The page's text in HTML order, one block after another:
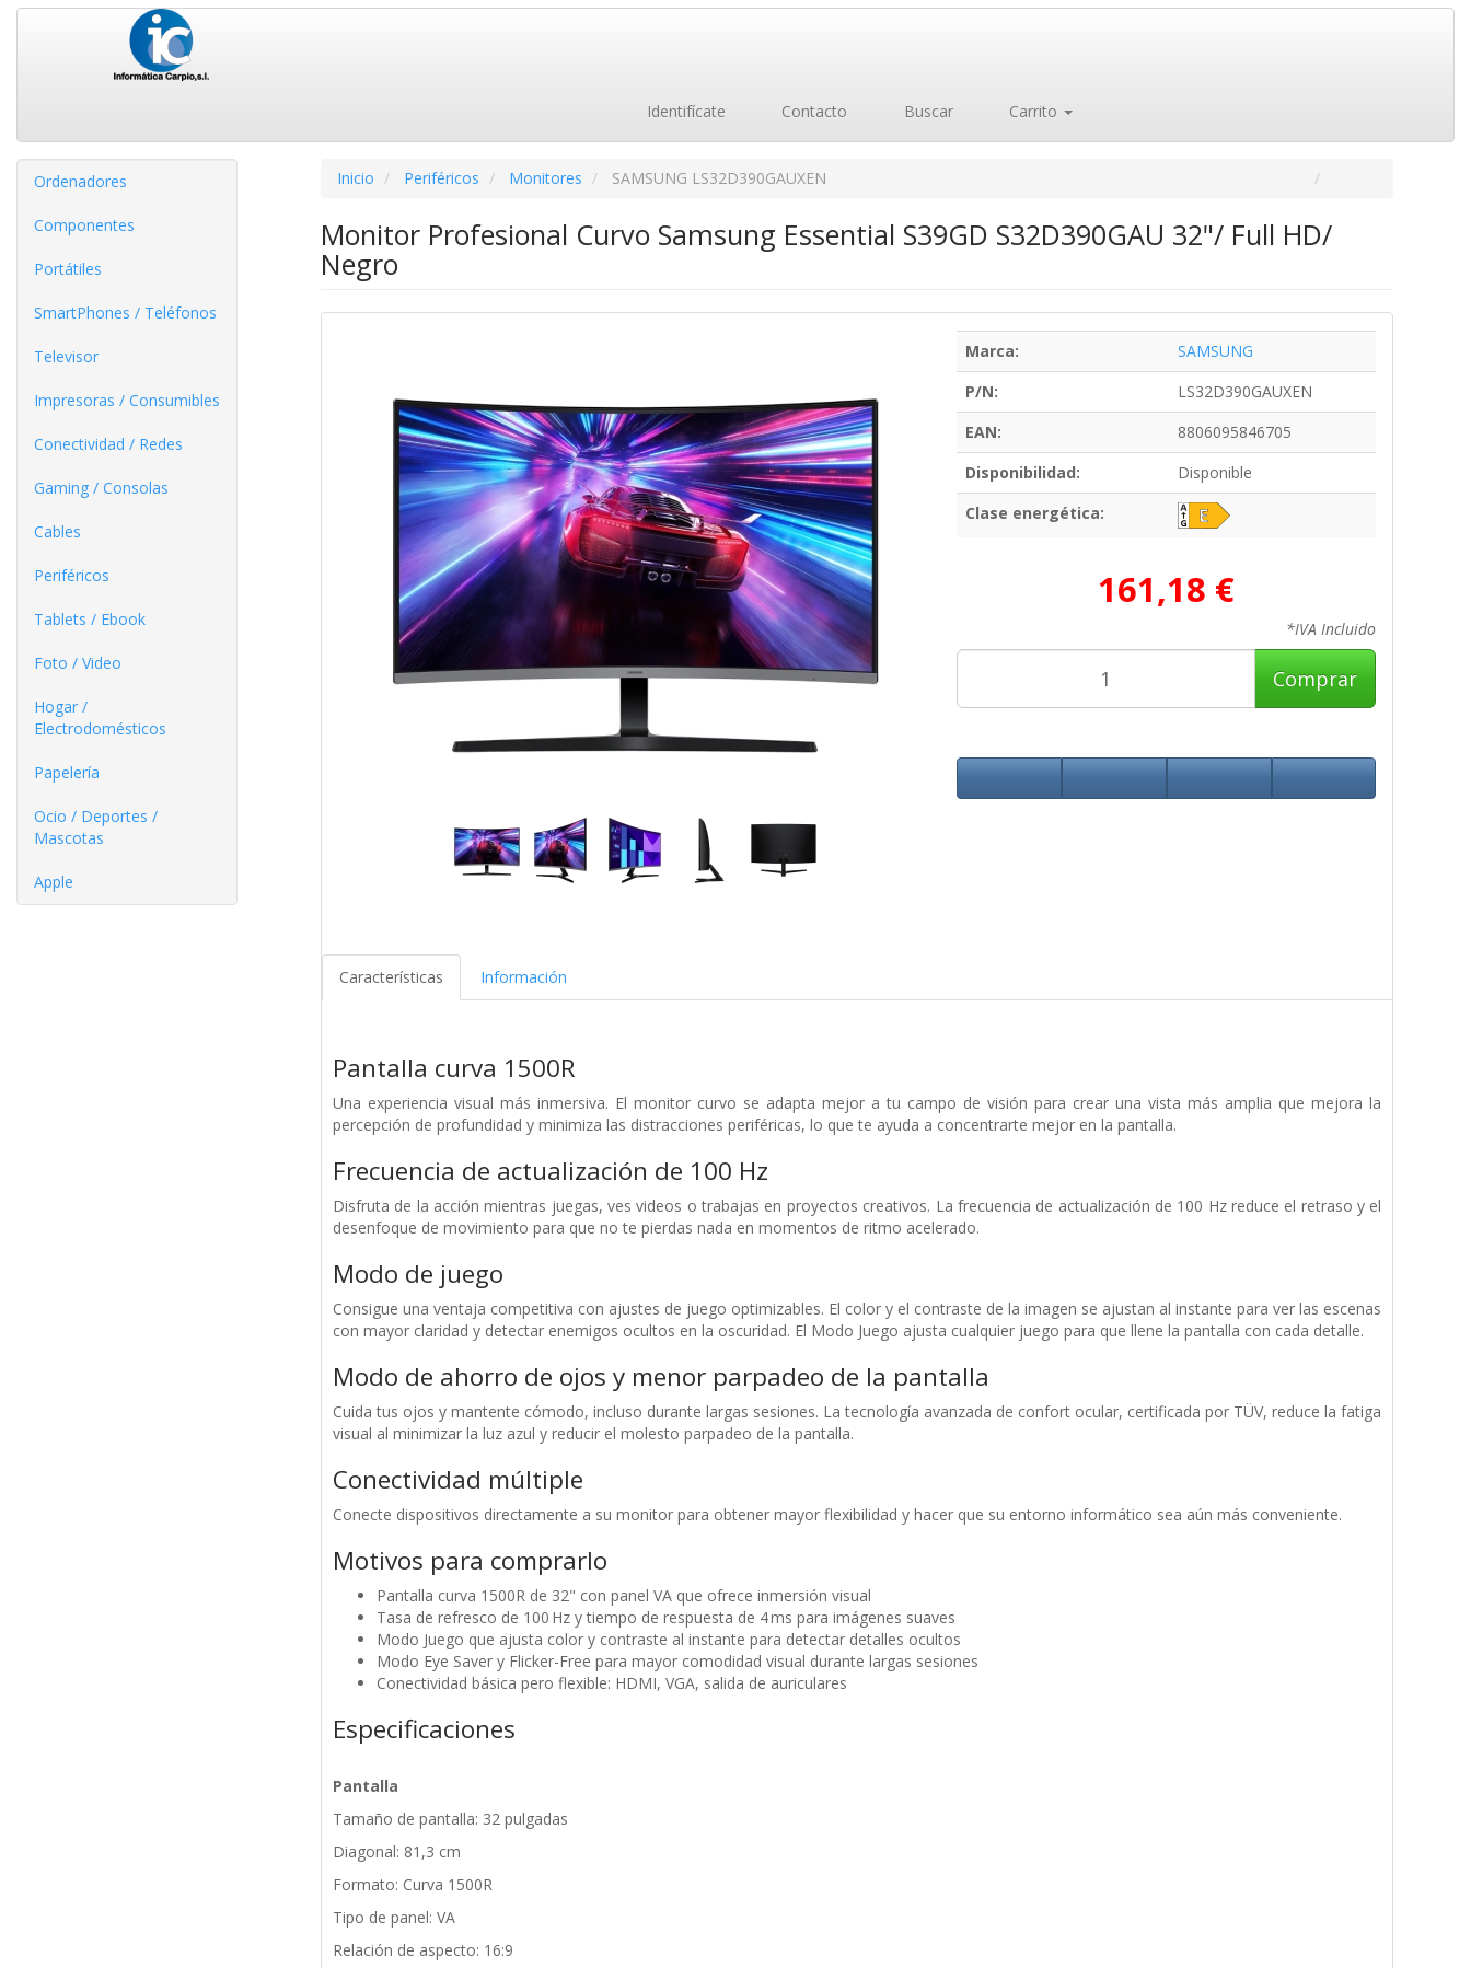
Identifícate Contacto Buscar Carrito
Ordenadores
Componentes
Portátiles
SmartPhones / Teléfonos
Televisor
Impresoras / Consumibles
Conectividad / Redes
Gaming / Consolas
Cables
Periféricos
Tablets / Ebook
Foto / Video
Hogar /
Electrodomésticos
Papelería
Ocio / Deportes /
Mascotas
Apple
Inicio Periféricos Monitores SAMSUNG LS32D390GAUXEN
Monitor Profesional Curvo Samsung Essential S39GD S32D390GAU 32"/ Full HD/
Negro
Marca:
SAMSUNG
P/N:
LS32D390GAUXEN
EAN:
8806095846705
Disponibilidad:
Disponible
Clase energética:
161,18 €
*IVA Incluido
Comprar
Características Información
Pantalla curva 1500R
Una experiencia visual más inmersiva. El monitor curvo se adapta mejor a tu campo de visión para crear una vista más amplia que mejora la
percepción de profundidad y minimiza las distracciones periféricas, lo que te ayuda a concentrarte mejor en la pantalla.
Frecuencia de actualización de 100 Hz
Disfruta de la acción mientras juegas, ves videos o trabajas en proyectos creativos. La frecuencia de actualización de 100 Hz reduce el retraso y el
desenfoque de movimiento para que no te pierdas nada en momentos de ritmo acelerado.
Modo de juego
Consigue una ventaja competitiva con ajustes de juego optimizables. El color y el contraste de la imagen se ajustan al instante para ver las escenas
con mayor claridad y detectar enemigos ocultos en la oscuridad. El Modo Juego ajusta cualquier juego para que llene la pantalla con cada detalle.
Modo de ahorro de ojos y menor parpadeo de la pantalla
Cuida tus ojos y mantente cómodo, incluso durante largas sesiones. La tecnología avanzada de confort ocular, certificada por TÜV, reduce la fatiga
visual al minimizar la luz azul y reducir el molesto parpadeo de la pantalla.
Conectividad múltiple
Conecte dispositivos directamente a su monitor para obtener mayor flexibilidad y hacer que su entorno informático sea aún más conveniente.
Motivos para comprarlo
Pantalla curva 1500R de 32" con panel VA que ofrece inmersión visual
Tasa de refresco de 100 Hz y tiempo de respuesta de 4 ms para imágenes suaves
Modo Juego que ajusta color y contraste al instante para detectar detalles ocultos
Modo Eye Saver y Flicker-Free para mayor comodidad visual durante largas sesiones
Conectividad básica pero flexible: HDMI, VGA, salida de auriculares
Especificaciones
Pantalla
Tamaño de pantalla: 32 pulgadas
Diagonal: 81,3 cm
Formato: Curva 1500R
Tipo de panel: VA
Relación de aspecto: 16:9